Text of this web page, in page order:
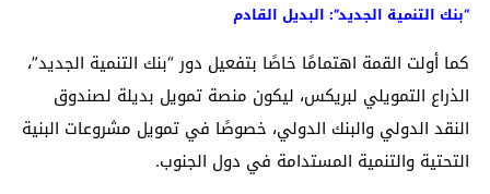
“بنك التنمية الجديد”: البديل القادم
كما أولت القمة اهتمامًا خاصًا بتفعيل دور “بنك التنمية الجديد”،
الذراع التمويلي لبريكس، ليكون منصة تمويل بديلة لصندوق
النقد الدولي والبنك الدولي، خصوصًا في تمويل مشروعات البنية
التحتية والتنمية المستدامة في دول الجنوب.